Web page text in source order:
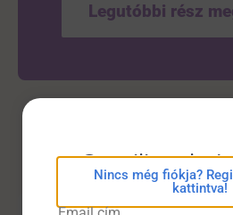
Legutóbbi rész
Címlap
eConsilium
Nincs még fiókja?
kattintva!